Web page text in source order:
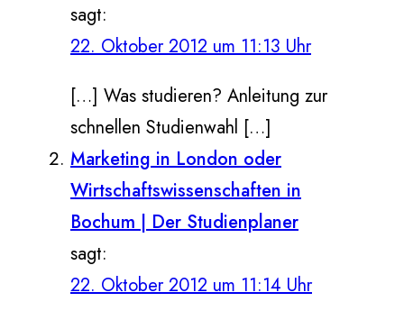
sagt:
22. Oktober 2012 um 11:13 Uhr
[…] Was studieren? Anleitung zur
schnellen Studienwahl […]
Marketing in London oder
Wirtschaftswissenschaften in
Bochum | Der Studienplaner
sagt:
22. Oktober 2012 um 11:14 Uhr